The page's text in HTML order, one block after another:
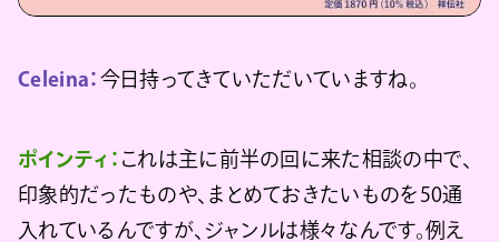
Celeina： 今日持ってきていただいていますね。
ポインティ： これは主に前半の回に来た相談の中で、
印象的だったものや、まとめておきたいものを50通
入れているんですが、ジャンルは様々なんです。例え